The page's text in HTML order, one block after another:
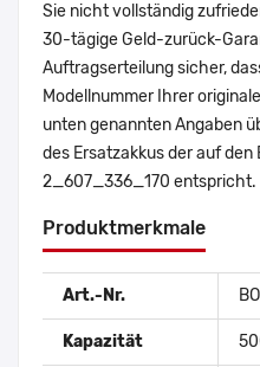
Sie nicht vollständig
30-tägige Geld-zurück-
Auftragserteilung sicher,
Modellnummer Ihrer
unten genannten Angaben
des Ersatzakkus der auf den
2_607_336_170 entspricht.
Produktmerkmale
Art.-Nr.
Kapazität